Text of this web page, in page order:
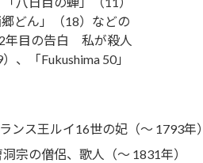
どん」（18）などの
年目の告白 私が殺人
、「Fukushima 50」
ンス王ルイ16世の妃（～ 1793年）
宗の僧侶、歌人（～ 1831年）